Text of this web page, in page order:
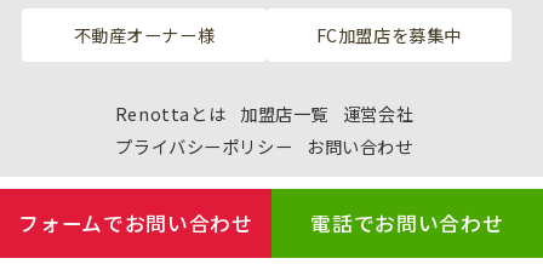
フォームでお問い合わせ 電話でお問い合わせ
不動産オーナー様 FC加盟店を募集中
Renottaとは 加盟店一覧
運営会社
プライバシーポリシー
お問い合わせ